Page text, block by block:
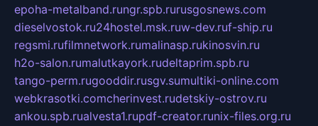
epoha-metalband.rungr.spb.rurusgosnews.com
dieselvostok.ru24hostel.msk.ruw-dev.ruf-ship.ru
regsmi.rufilmnetwork.rumalinasp.rukinosvin.ru
h2o-salon.rumalutkayork.rudeltaprim.spb.ru
tango-perm.rugooddir.rusgv.sumultiki-online.com
webkrasotki.comcherinvest.rudetskiy-ostrov.ru
ankou.spb.rualvesta1.rupdf-creator.runix-files.org.ru